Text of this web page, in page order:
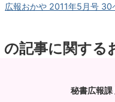
広報おかや 2011年5月号
の記事に関する
秘書広報課